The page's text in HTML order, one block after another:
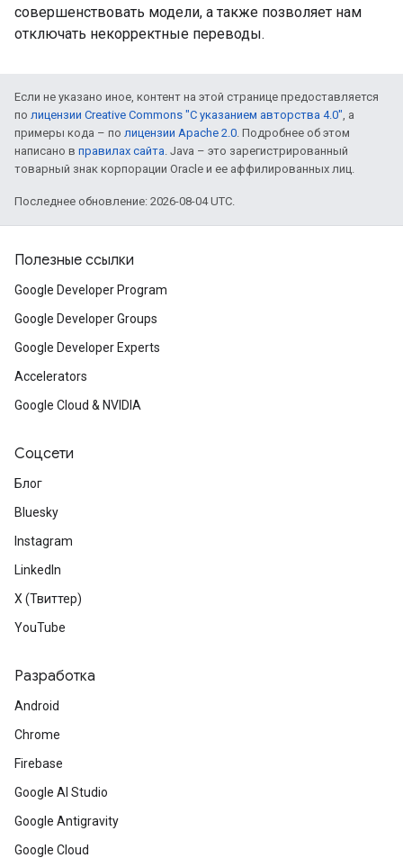
совершенствовать модели, а также позволяет нам
отключать некорректные переводы.
Если не указано иное, контент на этой странице предоставляется
по лицензии Creative Commons "С указанием авторства 4.0" , а
примеры кода – по лицензии Apache 2.0 . Подробнее об этом
написано в правилах сайта . Java – это зарегистрированный
товарный знак корпорации Oracle и ее аффилированных лиц.
Последнее обновление: 2026-08-04 UTC.
Полезные ссылки
Google Developer Program
Google Developer Groups
Google Developer Experts
Accelerators
Google Cloud & NVIDIA
Соцсети
Блог
Bluesky
Instagram
LinkedIn
X (Твиттер)
YouTube
Разработка
Android
Chrome
Firebase
Google AI Studio
Google Antigravity
Google Cloud